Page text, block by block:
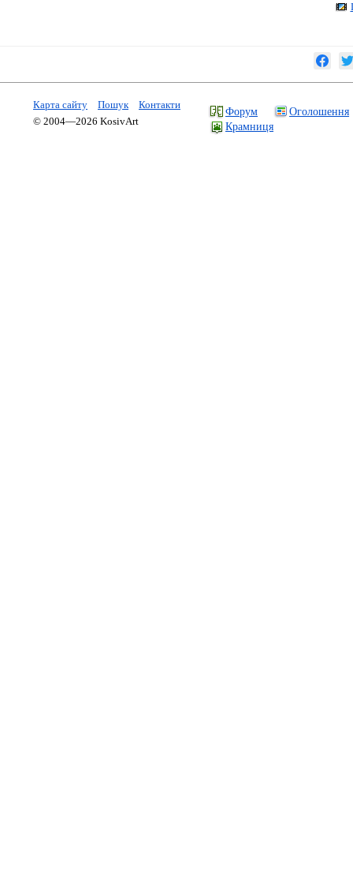
Карта сайту Пошук
Контакти
© 2004—2026 KosivArt
Форум
Оголошення
Крамниця